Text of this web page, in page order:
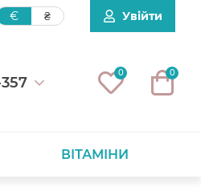
€ ₴ Увійти
0 0
ВІТАМІНИ